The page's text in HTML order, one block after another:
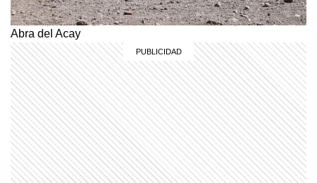
Abra del Acay